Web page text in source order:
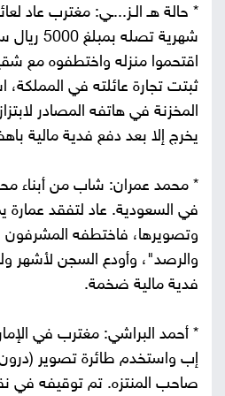
* حالة هـ الـز...ـي: مغترب عاد
شهرية
اقتحموا منزله واختطفوه مع
ثبتت تجارة عائلته في
المخزنة في هاتفه المصادر
يخرج إلا بعد دفع فدية مالية
* محمد عمران: شاب من أبناء
في السعودية. عاد لتفقد عمارة
وتصويرها، فاختطفه المشرفون
والرصد"، وأودع السجن لأشهر
فدية مالية ضخمة.
* أحمد البراشي: مغترب في
إب واستخدم طائرة تصوير
صاحب المنتزه. تم توقيفه في